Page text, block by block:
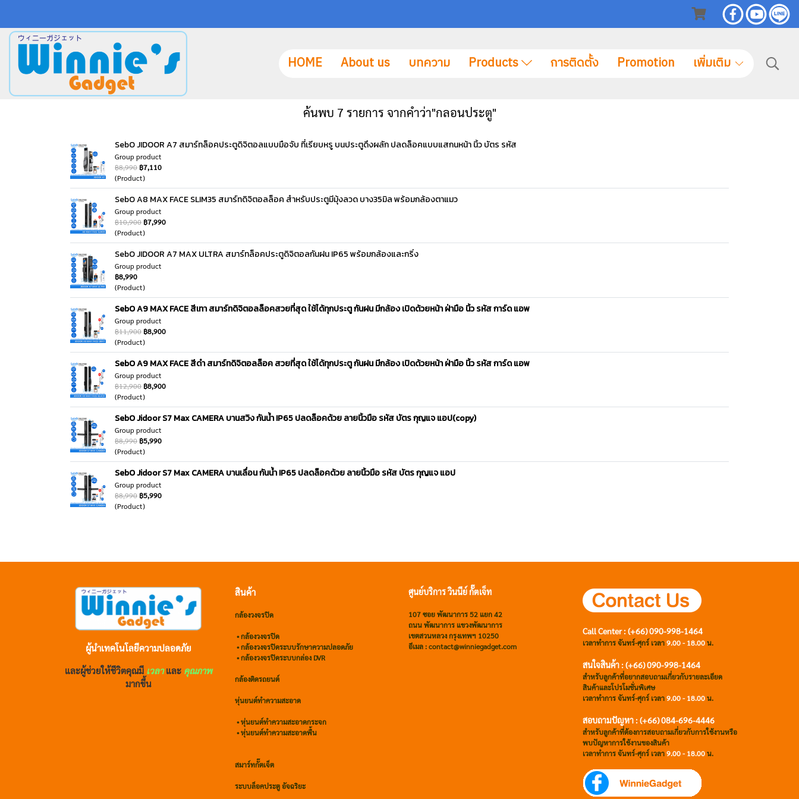
HOME About us บทความ Products การติดตั้ง Promotion เพิ่มเติม
ค้นพบ 7 รายการ จากคำว่า"กลอนประตู"
SebO JIDOOR A7 สมาร์ทล็อคประตูดิจิตอลแบบมือจับ ที่เรียบหรู บนประตูดึงผลัก ปลดล็อคแบบแสกนหน้า นิ้ว บัตร รหัส
Group product
฿8,990 ฿7,110
(Product)
SebO A8 MAX FACE SLIM35 สมาร์ทดิจิตอลล็อค สำหรับประตูมีมุ้งลวด บาง35มิล พร้อมกล้องตาแมว
Group product
฿10,900 ฿7,990
(Product)
SebO JIDOOR A7 MAX ULTRA สมาร์ทล็อคประตูดิจิตอลกันฝน IP65 พร้อมกล้องและกริ่ง
Group product
฿8,990
(Product)
SebO A9 MAX FACE สีเทา สมาร์ทดิจิตอลล็อคสวยที่สุด ใช้ได้ทุกประตู กันฝน มีกล้อง เปิดด้วยหน้า ฝ่ามือ นิ้ว รหัส การ์ด แอพ
Group product
฿11,900 ฿8,900
(Product)
SebO A9 MAX FACE สีดำ สมาร์ทดิจิตอลล็อค สวยที่สุด ใช้ได้ทุกประตู กันฝน มีกล้อง เปิดด้วยหน้า ฝ่ามือ นิ้ว รหัส การ์ด แอพ
Group product
฿12,900 ฿8,900
(Product)
SebO Jidoor S7 Max CAMERA บานสวิง กันน้ำ IP65 ปลดล็อคด้วย ลายนิ้วมือ รหัส บัตร กุญแจ แอป(copy)
Group product
฿8,990 ฿5,990
(Product)
SebO Jidoor S7 Max CAMERA บานเลื่อน กันน้ำ IP65 ปลดล็อคด้วย ลายนิ้วมือ รหัส บัตร กุญแจ แอป
Group product
฿8,990 ฿5,990
(Product)
ผู้นำเทคโนโลยีความปลอดภัย
และผู้ช่วยให้ชีวิตคุณมี เวลา และ คุณภาพ
มากขึ้น
สินค้า
กล้องวงจรปิด
•กล้องวงจรปิด
•กล้องวงจรปิดระบบรักษาความปลอดภัย
• กล้องวงจรปิดระบบกล่อง DVR
กล้องติดรถยนต์
หุ่นยนต์ทำความสะอาด
•หุ่นยนต์ทำความสะอาดกระจก
•หุ่นยนต์ทำความสะอาดพื้น
สมาร์ทกั๊ตเจ็ต
ระบบล็อคประตู อัจฉริยะ
ศูนย์บริการ วินนีย์ กั๊ตเจ็ท
107 ซอย พัฒนาการ 52 แยก 42
ถนน พัฒนาการ แขวงพัฒนาการ
เขตสวนหลวง กรุงเทพฯ 10250
อีเมล : contact@winniegadget.com
Call Center : (+66) 090-998-1464
เวลาทำการ จันทร์-ศุกร์ เวลา9.00 - 18.00น.
สนใจสินค้า : (+66) 090-998-1464
สำหรับลูกค้าที่อยากสอบถามเกี่ยวกับรายละเอียด
สินค้าและโปรโมชั่นพิเศษ
เวลาทำการ จันทร์-ศุกร์ เวลา9.00 - 18.00น.
สอบถามปัญหา : (+66)084-696-4446
สำหรับลูกค้าที่ต้องการสอบถามเกี่ยวกับการใช้งานหรือ
พบปัญหาการใช้งานของสินค้า
เวลาทำการ จันทร์-ศุกร์ เวลา9.00 - 18.00น.